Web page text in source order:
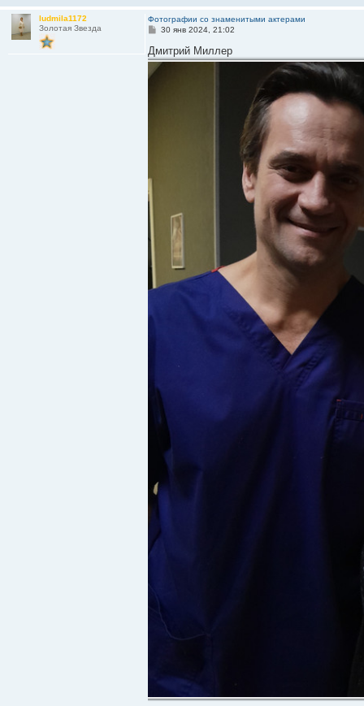
ludmila1172
Золотая Звезда
Фотографии со знаменитыми актерами
С
о
б
щ
30 янв 2024, 21:02
Дмитрий Миллер